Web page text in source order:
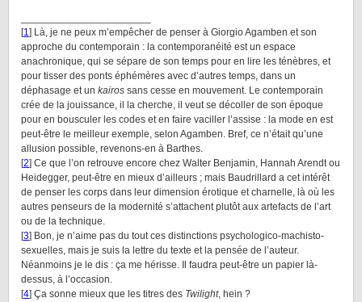
[1] Là, je ne peux m’empêcher de penser à Giorgio Agamben et son
approche du contemporain : la contemporanéité est un espace
anachronique, qui se sépare de son temps pour en lire les ténèbres, et
pour tisser des ponts éphémères avec d’autres temps, dans un
déphasage et un kairos sans cesse en mouvement. Le contemporain
crée de la jouissance, il la cherche, il veut se décoller de son époque
pour en bousculer les codes et en faire vaciller l’assise : la mode en est
peut-être le meilleur exemple, selon Agamben. Bref, ce n’était qu’une
allusion possible, revenons-en à Barthes.
[2] Ce que l’on retrouve encore chez Walter Benjamin, Hannah Arendt ou
Heidegger, peut-être en mieux d’ailleurs ; mais Baudrillard a cet intérêt
de penser les corps dans leur dimension érotique et charnelle, là où les
autres penseurs de la modernité s’attachent plutôt aux artefacts de l’art
ou de la technique.
[3] Bon, je n’aime pas du tout ces distinctions psychologico-machisto-
sexuelles, mais je suis la lettre du texte et la pensée de l’auteur.
Néanmoins je le dis : ça me hérisse. Il faudra peut-être un papier là-
dessus, à l’occasion.
[4] Ça sonne mieux que les titres des Twilight, hein ?